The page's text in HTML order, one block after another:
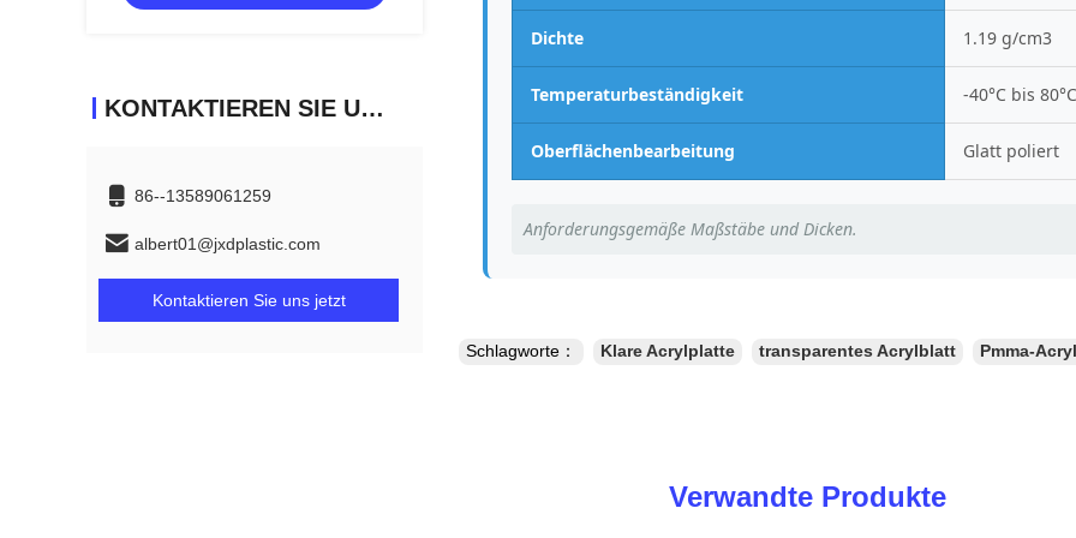
KONTAKTIEREN SIE UNS
86--13589061259
albert01@jxdplastic.com
Kontaktieren Sie uns jetzt
Dichte 1.19 g/cm3
Temperaturbeständigkeit -40°C bis 80°C
Oberflächenbearbeitung Glatt poliert
Anforderungsgemäße Maßstäbe und Dicken.
Schlagworte： Klare Acrylplatte transparentes Acrylblatt Pmma-
Verwandte Produkte